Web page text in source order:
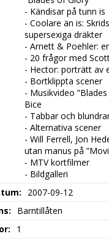
- Kändisar på tunn is
- Coolare än is:
supersexiga dräkter
- Arnett & Poehler:
- 20 frågor med
- Hector: porträtt av
- Bortklippta scener
- Musikvideo
Bice
- Tabbar och
- Alternativa scener
- Will Ferrell, Jon
utan manus på
- MTV kortfilmer
- Bildgalleri
2007-09-12
Barntillåten
1